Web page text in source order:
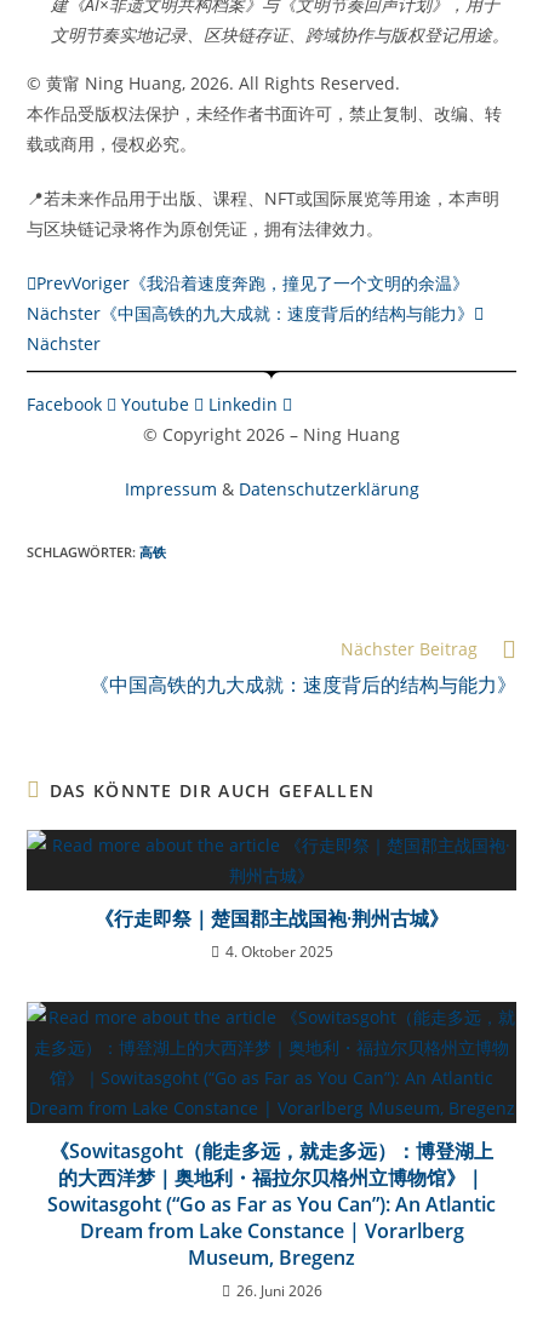
文明节奏实地记录、区块链存证、跨域协作与版权登记用途。
© 黄甯 Ning Huang, 2026. All Rights Reserved.
本作品受版权法保护，未经作者书面许可，禁止复制、改编、转
载或商用，侵权必究。
📍若未来作品用于出版、课程、NFT或国际展览等用途，本声明
与区块链记录将作为原创凭证，拥有法律效力。
PrevVoriger 《我沿着速度奔跑，撞见了一个文明的余温》
Nächster 《中国高铁的九大成就：速度背后的结构与能力》
Nächster
Facebook Youtube
Linkedin
© Copyright 2026 – Ning Huang
Impressum & Datenschutzerklärung
SCHLAGWÖRTER:高铁
Nächster Beitrag
《中国高铁的九大成就：速度背后的结构与能力》
DAS KÖNNTE DIR AUCH GEFALLEN
《行走即祭｜楚国郡主战国袍·荆州古城》
4. Oktober 2025
《Sowitasgoht（能走多远，就走多远）：博登湖上
的大西洋梦｜奥地利・福拉尔贝格州立博物馆》｜
Sowitasgoht (“Go as Far as You Can”): An Atlantic
Dream from Lake Constance | Vorarlberg
Museum, Bregenz
26. Juni 2026